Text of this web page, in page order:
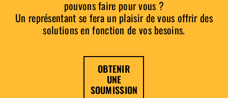
pouvons faire pour vous ?
Un représentant se fera un plaisir de vous offrir des
solutions en fonction de vos besoins.
OBTENIR
UNE
SOUMISSION